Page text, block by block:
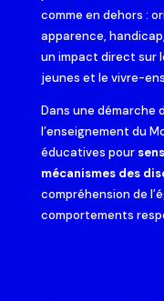
comme en dehors :
apparence,
un impact direct sur
jeunes et le vivre-
Dans une démarche
l’enseignement du
éducatives pour
mécanismes des
compréhension de
comportements